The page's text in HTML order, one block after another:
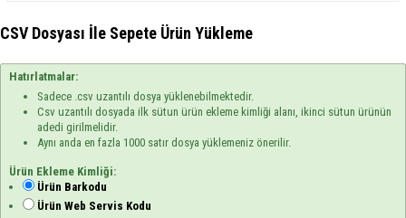
CSV Dosyası İle Sepete Ürün Yükleme
Hatırlatmalar:
Sadece .csv uzantılı dosya yüklenebilmektedir.
Csv uzantılı dosyada ilk sütun ürün ekleme kimliği alanı, ikinci sütun ürünün
adedi girilmelidir.
Aynı anda en fazla 1000 satır dosya yüklemeniz önerilir.
Ürün Ekleme Kimliği:
Ürün Barkodu
Ürün Web Servis Kodu